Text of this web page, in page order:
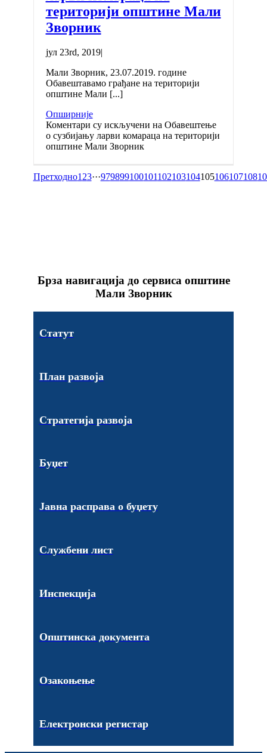
територији општине Мали
Зворник
јул 23rd, 2019|
Мали Зворник, 23.07.2019. године
Обавештавамо грађане на територији
општине Мали [...]
Опширније
Коментари су искључени на Обавештење
о сузбијању ларви комараца на територији
општине Мали Зворник
Претходно123···979899100101102103104105106107108
Брза навигација до сервиса општине
Мали Зворник
Статут
План развоја
Стратегија развоја
Буџет
Јавна расправа о буџету
Службени лист
Инспекција
Општинска документа
Озакоњење
Електронски регистар